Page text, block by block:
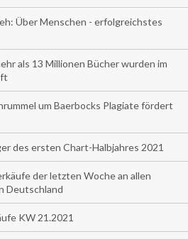
Über Menschen - erfolgreichstes
als 13 Millionen Bücher wurden im
um Baerbocks Plagiate fördert
des ersten Chart-Halbjahres 2021
der letzten Woche an allen
Deutschland
KW 21.2021